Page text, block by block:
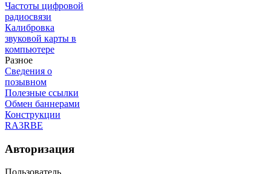
Частоты цифровой
радиосвязи
Калибровка
звуковой карты в
компьютере
Разное
Сведения о
позывном
Полезные ссылки
Обмен баннерами
Конструкции
RA3RBE
Авторизация